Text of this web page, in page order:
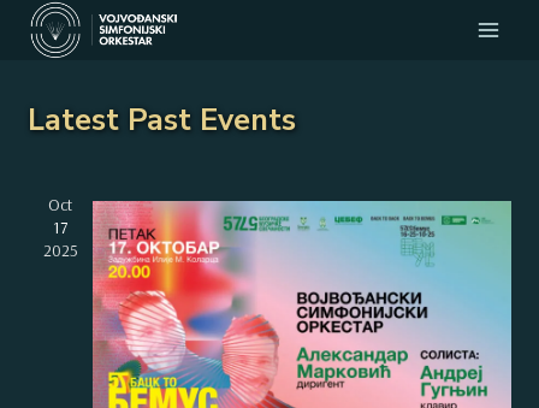
Latest Past Events
Oct
17
2025